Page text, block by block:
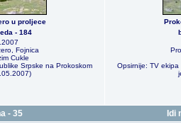
u proljece
- 184
Fojnica
Cukle
Srpske na Prokoskom
Opsirnije: TV
- 35 Idi